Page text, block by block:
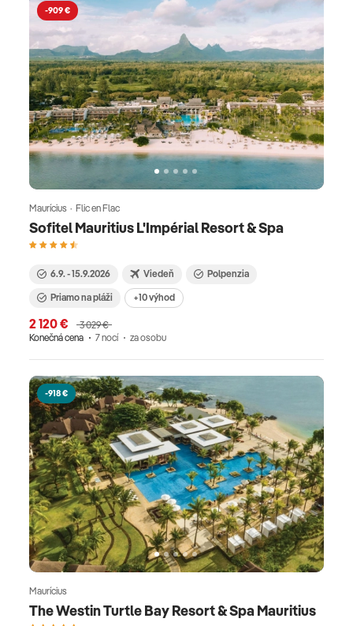
-909 €
Sofitel Mauritius L'Impérial Resort & Spa
Maurícius · Flic en Flac
6.9. - 15.9.2026 Viedeň
Polpenzia
Priamo na pláži
+10 výhod
2 120 €
3 029 €
Konečná cena
7 nocí za osobu
-918 €
The Westin Turtle Bay Resort & Spa Mauritius
Maurícius